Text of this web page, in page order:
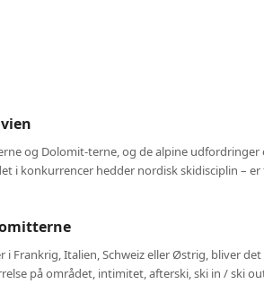
og Dolomit-terne, og de alpine
i konkurrencer hedder nordisk skidisciplin – er
Frankrig, Italien, Schweiz eller Østrig, bliver
på området, intimitet, afterski, ski in / ski